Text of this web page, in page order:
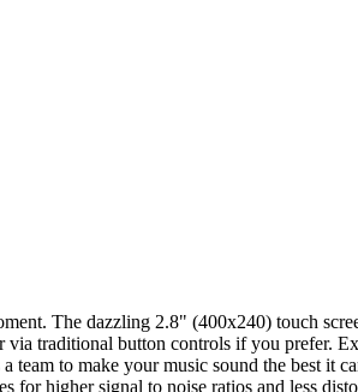
The dazzling 2.8" (400x240) touch
traditional button controls if you prefer.
to make your music sound the best it
higher signal to noise ratios and less